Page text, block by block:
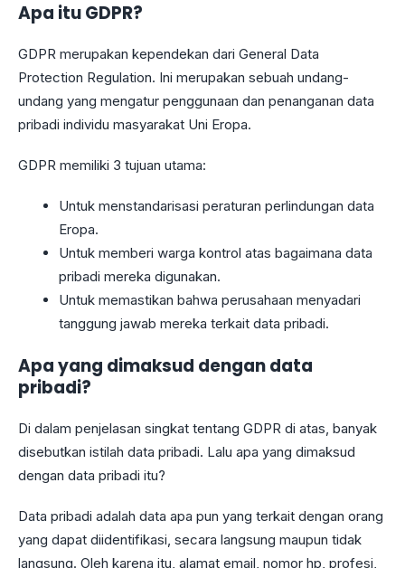
Apa itu GDPR?
GDPR merupakan kependekan dari General Data
Protection Regulation. Ini merupakan sebuah undang-
undang yang mengatur penggunaan dan penanganan data
pribadi individu masyarakat Uni Eropa.
GDPR memiliki 3 tujuan utama:
Untuk menstandarisasi peraturan perlindungan data
Eropa.
Untuk memberi warga kontrol atas bagaimana data
pribadi mereka digunakan.
Untuk memastikan bahwa perusahaan menyadari
tanggung jawab mereka terkait data pribadi.
Apa yang dimaksud dengan data
pribadi?
Di dalam penjelasan singkat tentang GDPR di atas, banyak
disebutkan istilah data pribadi. Lalu apa yang dimaksud
dengan data pribadi itu?
Data pribadi adalah data apa pun yang terkait dengan orang
yang dapat diidentifikasi, secara langsung maupun tidak
langsung. Oleh karena itu, alamat email, nomor hp, profesi,